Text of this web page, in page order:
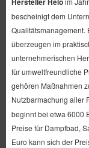
bescheinigt dem
Qualitätsmanagement.
überzeugen im
unternehmerischen
für umweltfreundliche
gehören Maßnahmen
Nutzbarmachung aller
beginnt bei etwa 6000
Preise für Dampfbad,
Euro kann sich der